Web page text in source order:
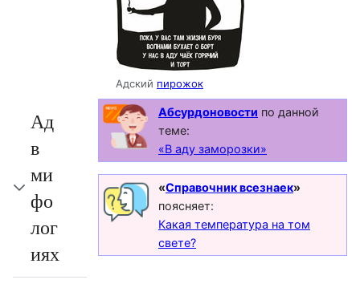
Адский пирожок
Абсурдоновости по данной
теме:
«В аду заморозки»
«Справочник всезнаек»
поясняет:
Какая температура на том
свете?
Ад
в
ми
фо
лог
иях